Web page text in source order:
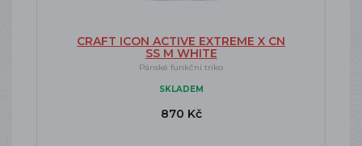
CRAFT ICON ACTIVE EXTREME X CN
SS M WHITE
Pánské funkční triko
SKLADEM
870 Kč